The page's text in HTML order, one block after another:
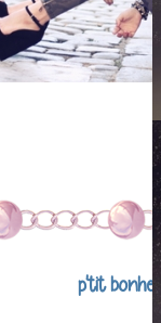
p'tit